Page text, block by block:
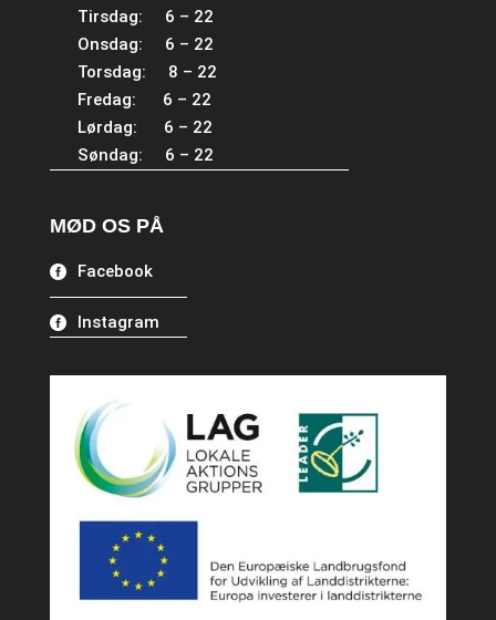
Tirsdag: 6 – 22
Onsdag: 6 – 22
Torsdag: 8 – 22
Fredag: 6 – 22
Lørdag: 6 – 22
Søndag: 6 – 22
MØD OS PÅ
Facebook
Instagram